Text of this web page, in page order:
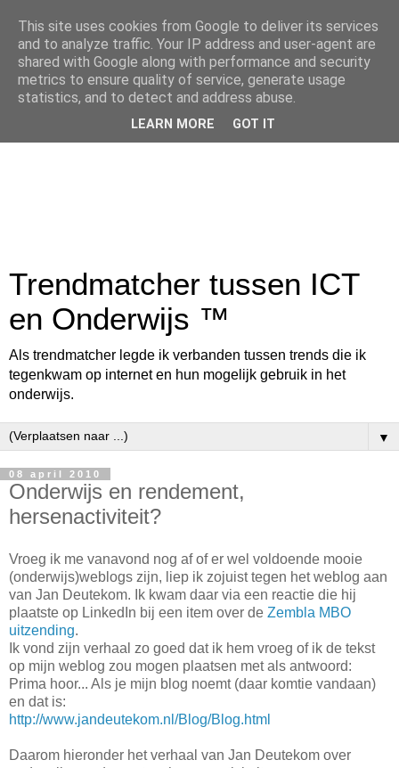
Trendmatcher tussen ICT
en Onderwijs ™
Als trendmatcher legde ik verbanden tussen trends die ik
tegenkwam op internet en hun mogelijk gebruik in het
onderwijs.
▼
08 april 2010
Onderwijs en rendement,
hersenactiviteit?
Vroeg ik me vanavond nog af of er wel voldoende mooie
(onderwijs)weblogs zijn, liep ik zojuist tegen het weblog aan
van Jan Deutekom. Ik kwam daar via een reactie die hij
plaatste op LinkedIn bij een item over de Zembla MBO
uitzending.
Ik vond zijn verhaal zo goed dat ik hem vroeg of ik de tekst
op mijn weblog zou mogen plaatsen met als antwoord:
Prima hoor... Als je mijn blog noemt (daar komtie vandaan)
en dat is:
http://www.jandeutekom.nl/Blog/Blog.html
Daarom hieronder het verhaal van Jan Deutekom over
This site uses cookies from Google to deliver its services
and to analyze traffic. Your IP address and user-agent are
shared with Google along with performance and security
metrics to ensure quality of service, generate usage
statistics, and to detect and address abuse.
LEARN MORE GOT IT